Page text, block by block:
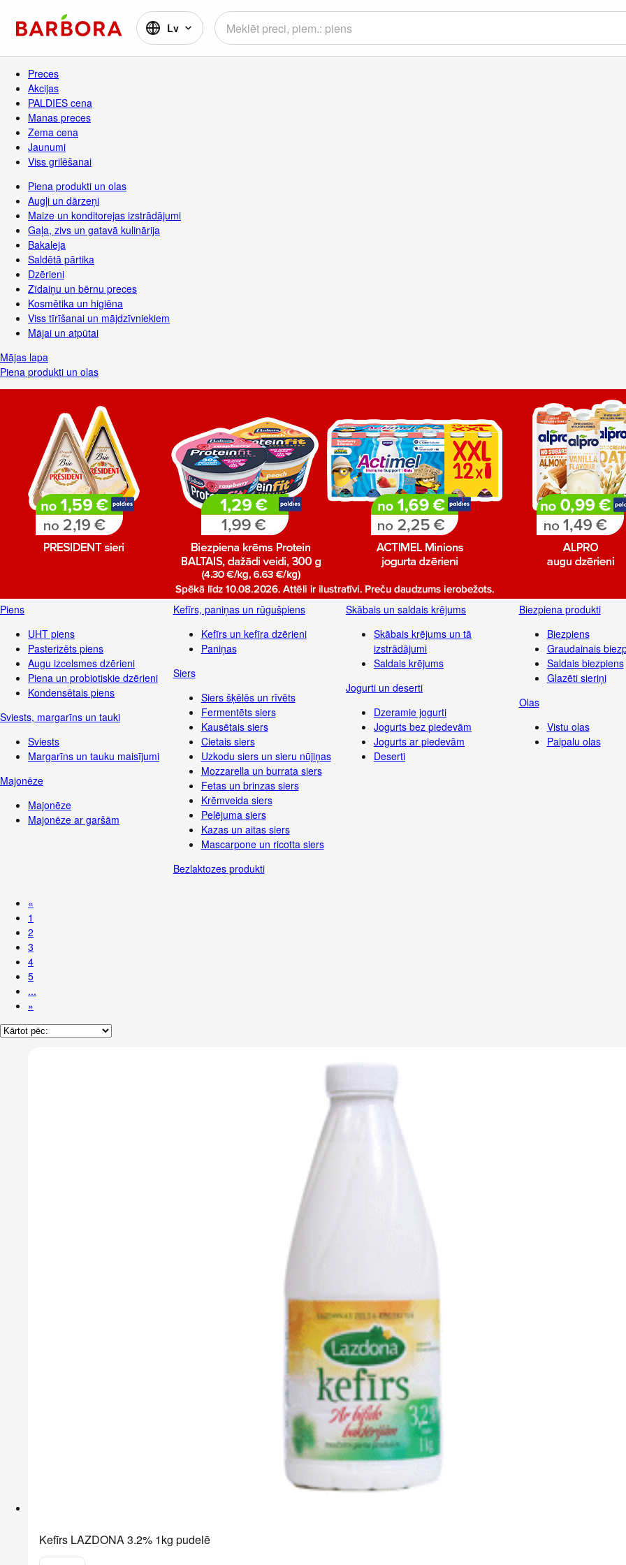
Lv
Preces
Akcijas
PALDIES cena
Manas preces
Zema cena
Jaunumi
Viss grilēšanai
Piena produkti un olas
Augļi un dārzeņi
Maize un konditorejas izstrādājumi
Gaļa, zivs un gatavā kulinārija
Bakaleja
Saldētā pārtika
Dzērieni
Zīdaiņu un bērnu preces
Kosmētika un higiēna
Viss tīrīšanai un mājdzīvniekiem
Mājai un atpūtai
Mājas lapa
Piena produkti un olas
Piens
UHT piens
Pasterizēts piens
Augu izcelsmes dzērieni
Piena un probiotiskie dzērieni
Kondensētais piens
Sviests, margarīns un tauki
Sviests
Margarīns un tauku maisījumi
Majonēze
Majonēze
Majonēze ar garšām
Kefīrs, paniņas un rūgušpiens
Kefīrs un kefīra dzērieni
Paniņas
Siers
Siers šķēlēs un rīvēts
Fermentēts siers
Kausētais siers
Cietais siers
Uzkodu siers un sieru nūjiņas
Mozzarella un burrata siers
Fetas un brinzas siers
Krēmveida siers
Pelējuma siers
Kazas un aitas siers
Mascarpone un ricotta siers
Bezlaktozes produkti
Skābais un saldais krējums
Skābais krējums un tā
izstrādājumi
Saldais krējums
Jogurti un deserti
Dzeramie jogurti
Jogurts bez piedevām
Jogurts ar piedevām
Deserti
Biezpiena produkti
Biezpiens
Graudainais
Saldais biezpiens
Glazēti sieriņi
Olas
Vistu olas
Paipalu olas
«
1
2
3
4
5
...
»
Kefīrs LAZDONA 3.2% 1kg pudelē